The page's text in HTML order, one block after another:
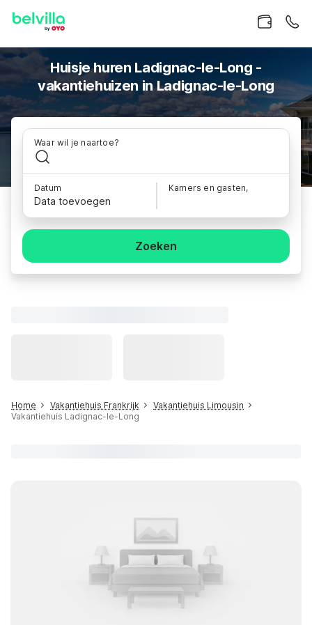
Huisje huren Ladignac-le-Long -
vakantiehuizen in Ladignac-le-Long
Waar wil je naartoe?
Datum
Data toevoegen
Kamers en gasten,
Zoeken
Home Vakantiehuis Frankrijk
Vakantiehuis Limousin
Vakantiehuis Ladignac-le-Long